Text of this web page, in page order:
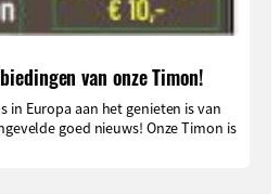
van onze Timon!
in Europa aan het genieten is van
goed nieuws! Onze Timon is